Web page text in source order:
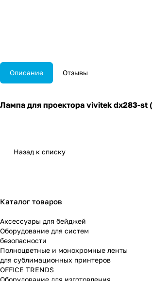
Описание Отзывы
Лампа для проектора vivitek dx283-st
Назад к списку
Каталог товаров
Аксессуары для бейджей
Оборудование для систем
безопасности
Полноцветные и монохромные ленты
для сублимационных принтеров
OFFICE TRENDS